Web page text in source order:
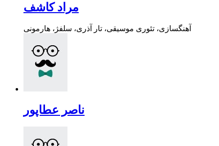
مراد کاشف
آهنگسازی، تئوری موسیقی، تار آذری، سلفژ، هارمونی
ناصر عطاپور